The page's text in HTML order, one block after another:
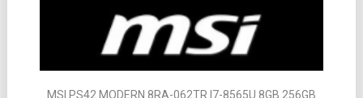
MSI PS42 MODERN 8RA-062TR I7-8565U 8GB 256GB